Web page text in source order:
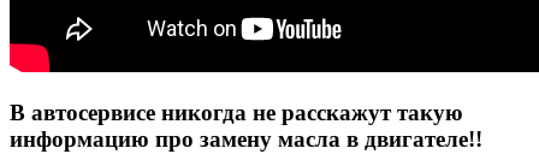
В автосервисе никогда не расскажут такую
информацию про замену масла в двигателе!!